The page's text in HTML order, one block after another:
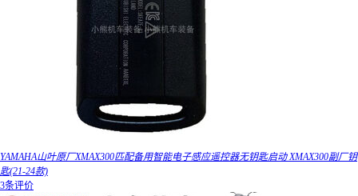
YAMAHA山叶原厂XMAX300匹配备用智能电子感应遥控器无钥匙启动 XMAX300副厂钥
匙(21-24款)
3条评价